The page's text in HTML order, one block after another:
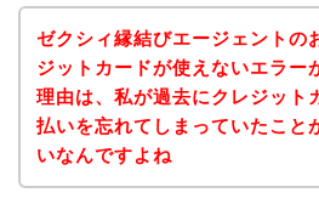
ゼクシィ縁結びエージェントの
ジットカードが使えないエラー
理由は、私が過去にクレジット
払いを忘れてしまっていたこと
いなんですよね